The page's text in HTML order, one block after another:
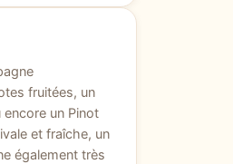
fruitées, un
un Pinot
et fraîche, un
également très